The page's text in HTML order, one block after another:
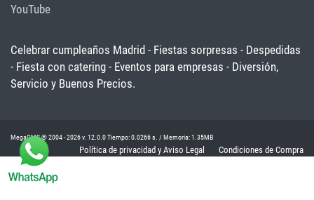
YouTube
Celebrar cumpleaños Madrid - Fiestas sorpresas - Despedidas
- Fiesta con catering - Eventos para empresas - Diversión,
Servicio y Buenos Precios.
MegaCMS © 2004 - 2026 v. 12.0.0 Tiempo: 0.0266 s. / Memoria: 1.35MB
Política de privacidad y Aviso Legal Condiciones de Compra